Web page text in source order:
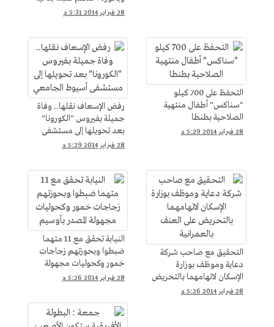
الصنع
28 فبراير 2014 5:31 م
التحفظ على 700 كيلو
"سناكس" أطفال منتهية
الصلاحية بطنطا
28 فبراير 2014 5:29 م
رفض الإسعاف نقلها.. وفاة
جميلة بفيروس "الكورونا"
بعد تحويلها إلى مستشفى
أسيوط الجامعي
28 فبراير 2014 5:29 م
التحقيق مع صاحب شركة
دعاية وموظف بوزارة
الإسكان لاتهامهما بالتحريض
على العنف بالعمرانية
28 فبراير 2014 5:26 م
النيابة تحقق مع 11 متهما
ضبطوا وبحوزتهم زجاجات
خمور وكحوليات مجهولة
المصدر بأوسيم
28 فبراير 2014 5:26 م